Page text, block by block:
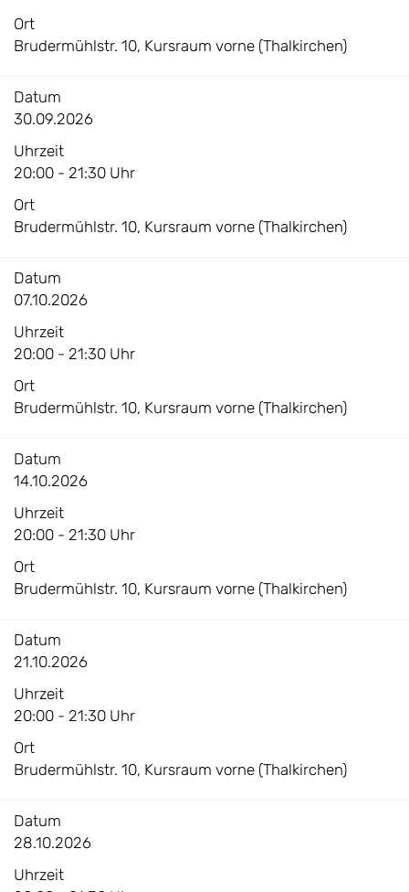
Ort
Brudermühlstr. 10, Kursraum vorne (Thalkirchen)
Datum
30.09.2026
Uhrzeit
20:00 - 21:30 Uhr
Ort
Brudermühlstr. 10, Kursraum vorne (Thalkirchen)
Datum
07.10.2026
Uhrzeit
20:00 - 21:30 Uhr
Ort
Brudermühlstr. 10, Kursraum vorne (Thalkirchen)
Datum
14.10.2026
Uhrzeit
20:00 - 21:30 Uhr
Ort
Brudermühlstr. 10, Kursraum vorne (Thalkirchen)
Datum
21.10.2026
Uhrzeit
20:00 - 21:30 Uhr
Ort
Brudermühlstr. 10, Kursraum vorne (Thalkirchen)
Datum
28.10.2026
Uhrzeit